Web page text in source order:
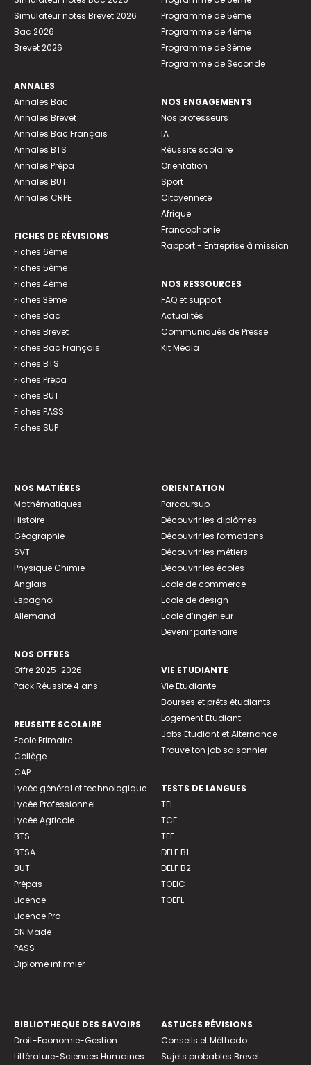
Simulateur notes Brevet 2026
Bac 2026
Brevet 2026
ANNALES
Annales Bac
Annales Brevet
Annales Bac Français
Annales BTS
Annales Prépa
Annales BUT
Annales CRPE
FICHES DE RÉVISIONS
Fiches 6ème
Fiches 5ème
Fiches 4ème
Fiches 3ème
Fiches Bac
Fiches Brevet
Fiches Bac Français
Fiches BTS
Fiches Prépa
Fiches BUT
Fiches PASS
Fiches SUP
Programme de 5ème
Programme de 4ème
Programme de 3ème
Programme de Seconde
NOS ENGAGEMENTS
Nos professeurs
IA
Réussite scolaire
Orientation
Sport
Citoyenneté
Afrique
Francophonie
Rapport - Entreprise à mission
NOS RESSOURCES
FAQ et support
Actualités
Communiqués de Presse
Kit Média
NOS MATIÈRES
Mathématiques
Histoire
Géographie
SVT
Physique Chimie
Anglais
Espagnol
Allemand
NOS OFFRES
Offre 2025-2026
Pack Réussite 4 ans
REUSSITE SCOLAIRE
Ecole Primaire
Collège
CAP
Lycée général et technologique
Lycée Professionnel
Lycée Agricole
BTS
BTSA
BUT
Prépas
Licence
Licence Pro
DN Made
PASS
Diplome infirmier
ORIENTATION
Parcoursup
Découvrir les diplômes
Découvrir les formations
Découvrir les métiers
Découvrir les écoles
Ecole de commerce
Ecole de design
Ecole d’ingénieur
Devenir partenaire
VIE ETUDIANTE
Vie Etudiante
Bourses et prêts étudiants
Logement Etudiant
Jobs Etudiant et Alternance
Trouve ton job saisonnier
TESTS DE LANGUES
TFI
TCF
TEF
DELF B1
DELF B2
TOEIC
TOEFL
BIBLIOTHEQUE DES SAVOIRS
Droit-Economie-Gestion
Littérature-Sciences Humaines
ASTUCES RÉVISIONS
Conseils et Méthodo
Sujets probables Brevet